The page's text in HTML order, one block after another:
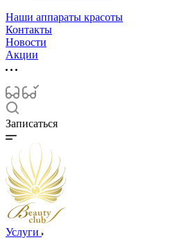
Наши аппараты красоты
Контакты
Новости
Акции
Записаться
Услуги